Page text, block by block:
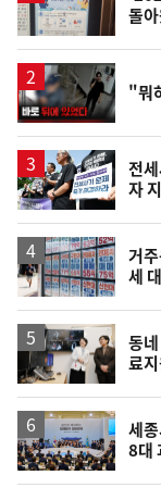
돌
영
상
"뭐
전
자
거
세
동
료
세
8대